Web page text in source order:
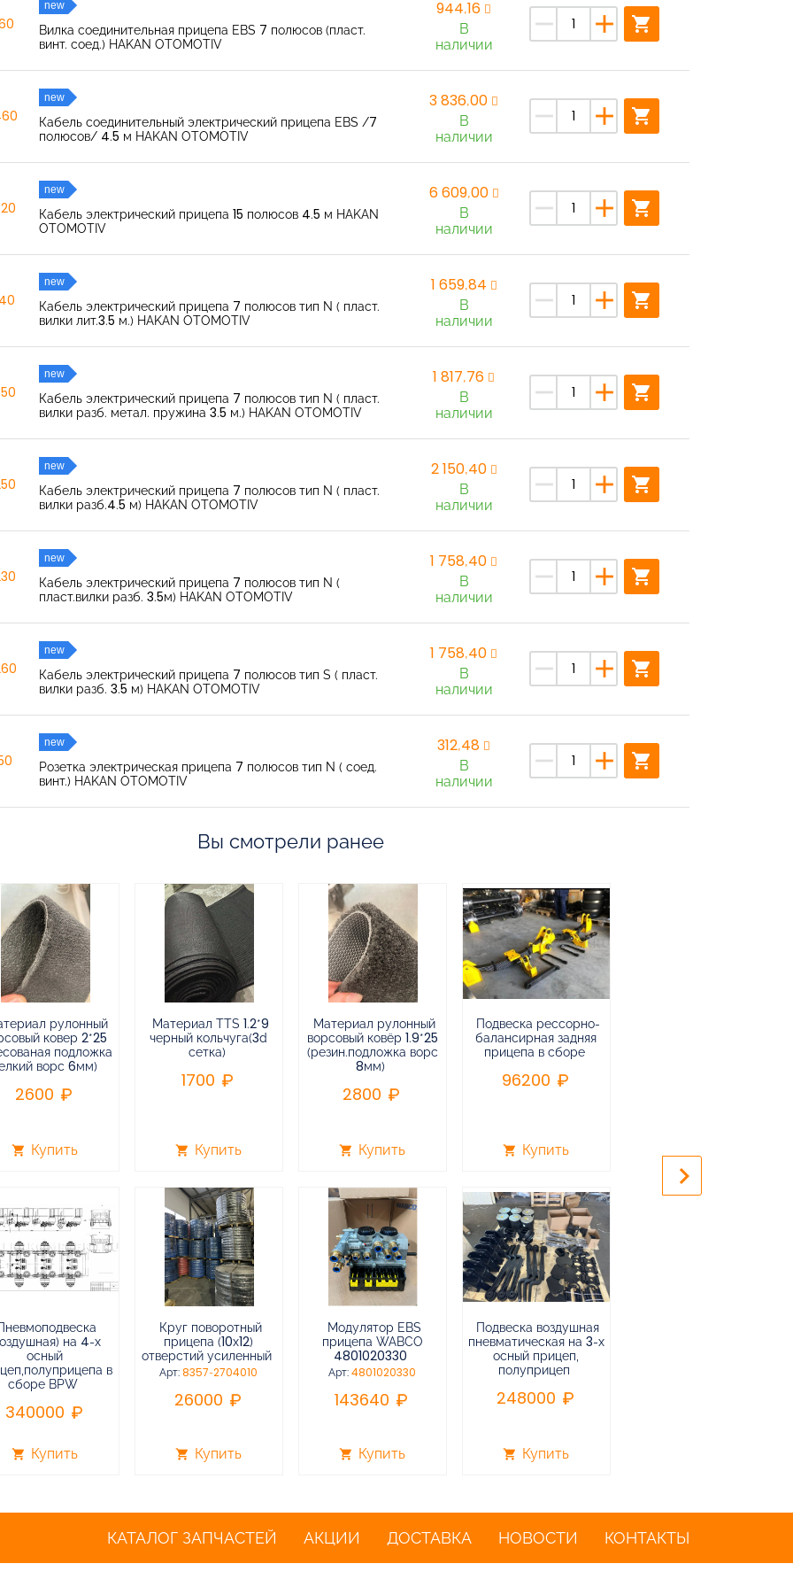
new
Вилка соединительная прицепа EBS 7 полюсов (пласт.
винт. соед.) HAKAN OTOMOTIV
944,16
В
наличии
remove add shopping_cart
new
Кабель соединительный электрический прицепа EBS /7
полюсов/ 4.5 м HAKAN OTOMOTIV
3 836,00
В
наличии
remove add shopping_cart
new
Кабель электрический прицепа 15 полюсов 4.5 м HAKAN
OTOMOTIV
6 609,00
В
наличии
remove add shopping_cart
new
Кабель электрический прицепа 7 полюсов тип N ( пласт.
вилки лит.3.5 м.) HAKAN OTOMOTIV
1 659,84
В
наличии
remove add shopping_cart
new
Кабель электрический прицепа 7 полюсов тип N ( пласт.
вилки разб. метал. пружина 3.5 м.) HAKAN OTOMOTIV
1 817,76
В
наличии
remove add shopping_cart
new
Кабель электрический прицепа 7 полюсов тип N ( пласт.
вилки разб.4.5 м) HAKAN OTOMOTIV
2 150,40
В
наличии
remove add shopping_cart
new
Кабель электрический прицепа 7 полюсов тип N (
пласт.вилки разб. 3.5м) HAKAN OTOMOTIV
1 758,40
В
наличии
remove add shopping_cart
new
Кабель электрический прицепа 7 полюсов тип S ( пласт.
вилки разб. 3.5 м) HAKAN OTOMOTIV
1 758,40
В
наличии
remove add shopping_cart
new
Розетка электрическая прицепа 7 полюсов тип N ( соед.
винт.) HAKAN OTOMOTIV
312,48
В
наличии
remove add shopping_cart
Вы смотрели ранее
рулонный
ковер 2*25
подложка
ворс 6мм)
2600
shopping_cart Купить
на 4-х
осный
в
сборе BPW
340000
shopping_cart Купить
Материал TTS 1.2*9
черный кольчуга(3d
сетка)
1700
shopping_cart Купить
Круг поворотный
прицепа (10х12)
отверстий усиленный
Арт:8357-2704010
26000
shopping_cart Купить
Материал рулонный
ворсовый ковёр 1.9*25
(резин.подложка ворс
8мм)
2800
shopping_cart Купить
Модулятор EBS
прицепа WABCO
4801020330
Арт:4801020330
143640
shopping_cart Купить
Подвеска рессорно-
балансирная задняя
прицепа в сборе
96200
shopping_cart Купить
Подвеска воздушная
пневматическая на 3-х
осный прицеп,
полуприцеп
248000
shopping_cart Купить
keyboard_arrow_right
КАТАЛОГ ЗАПЧАСТЕЙ АКЦИИ ДОСТАВКА НОВОСТИ КОНТАКТЫ